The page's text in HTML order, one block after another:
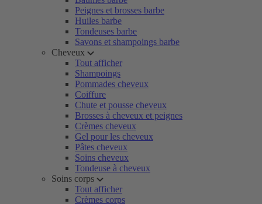
Peignes et brosses barbe
Huiles barbe
Tondeuses barbe
Savons et shampoings barbe
Cheveux
Tout afficher
Shampoings
Pommades cheveux
Coiffure
Chute et pousse cheveux
Brosses à cheveux et peignes
Crèmes cheveux
Gel pour les cheveux
Pâtes cheveux
Soins cheveux
Tondeuse à cheveux
Soins corps
Tout afficher
Crèmes corps